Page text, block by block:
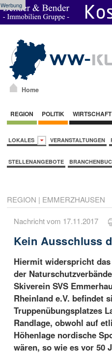
Werbung
Home
REGION POLITIK WIRTSCHAFT
LOKALES VERANSTALTUNGEN
STELLENANGEBOTE
REGION | EMMERZHAUSEN
Nachricht vom 17.11.2017
Kein Ausschluss
Hiermit widerspricht
der
Skiverein SVS
Rheinland e.V. befindet
Truppenübungsplatzes
Randlage, obwohl auf
Höhenlage nordische
wären, so wie es vor 50